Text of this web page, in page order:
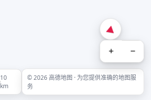
+ −
10
km
© 2026 高德地图 · 为您提供准确的地图服
务